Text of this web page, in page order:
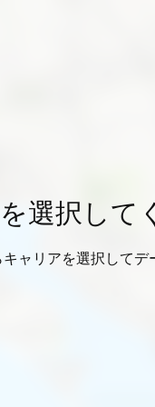
選択して
ャリアを選択して